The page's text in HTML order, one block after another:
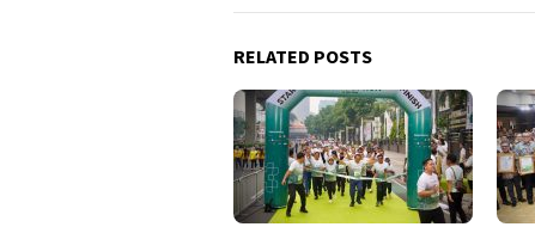
RELATED POSTS